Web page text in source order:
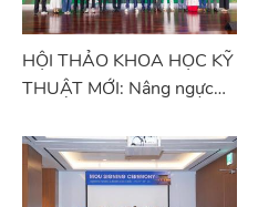
HỘI THẢO KHOA HỌC KỸ
THUẬT MỚI: Nâng ngực
Motiva Ergonomix2®